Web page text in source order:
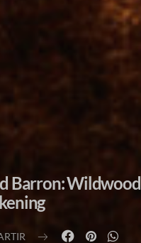
Barron: Wildwood